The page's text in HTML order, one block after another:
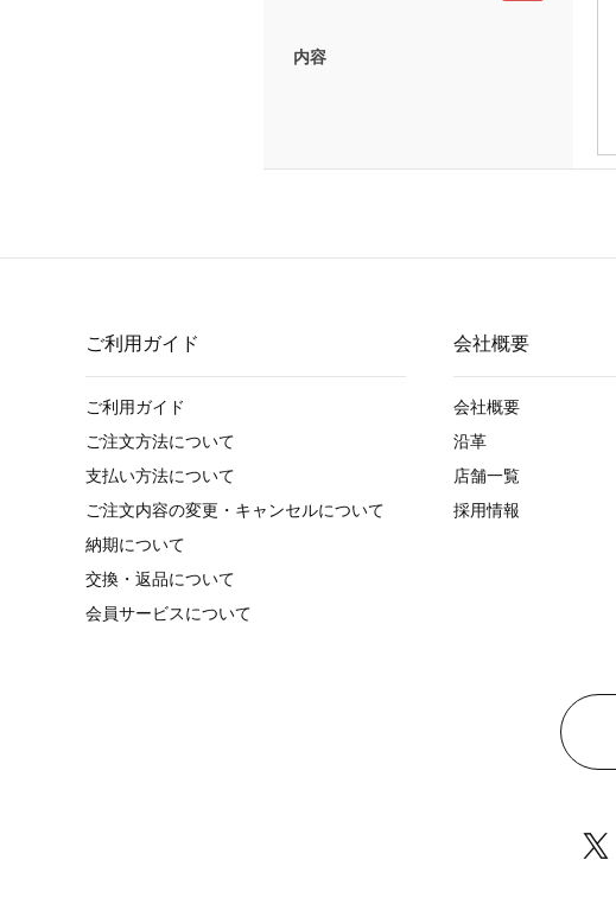
内容
ご利用ガイド
ご利用ガイド
ご注文方法について
支払い方法について
ご注文内容の変更・キャンセルについて
納期について
交換・返品について
会員サービスについて
会社概要
会社概要
沿革
店舗一覧
採用情報